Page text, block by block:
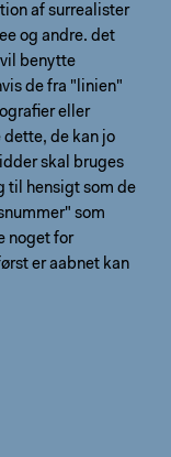
af surrealister
og andre. det
benytte
de fra "linien"
eller
de kan jo
skal bruges
til hensigt som de
som
noget for
er aabnet kan